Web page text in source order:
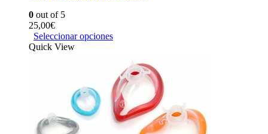
0 out of 5
25,00€
Seleccionar opciones
Quick View